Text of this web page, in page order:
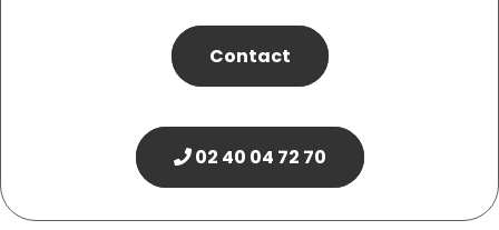
Contact
02 40 04 72 70